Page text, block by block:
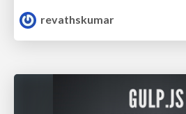
revathskumar